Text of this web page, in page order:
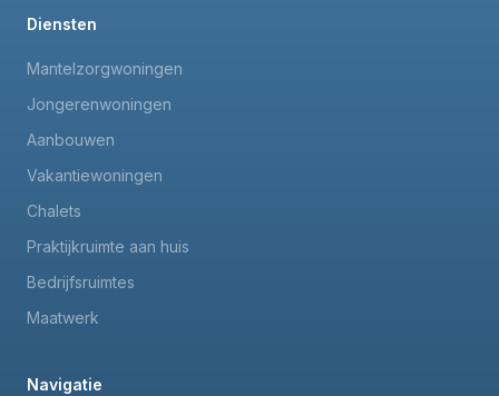
Diensten
Mantelzorgwoningen
Jongerenwoningen
Aanbouwen
Vakantiewoningen
Chalets
Praktijkruimte aan huis
Bedrijfsruimtes
Maatwerk
Navigatie